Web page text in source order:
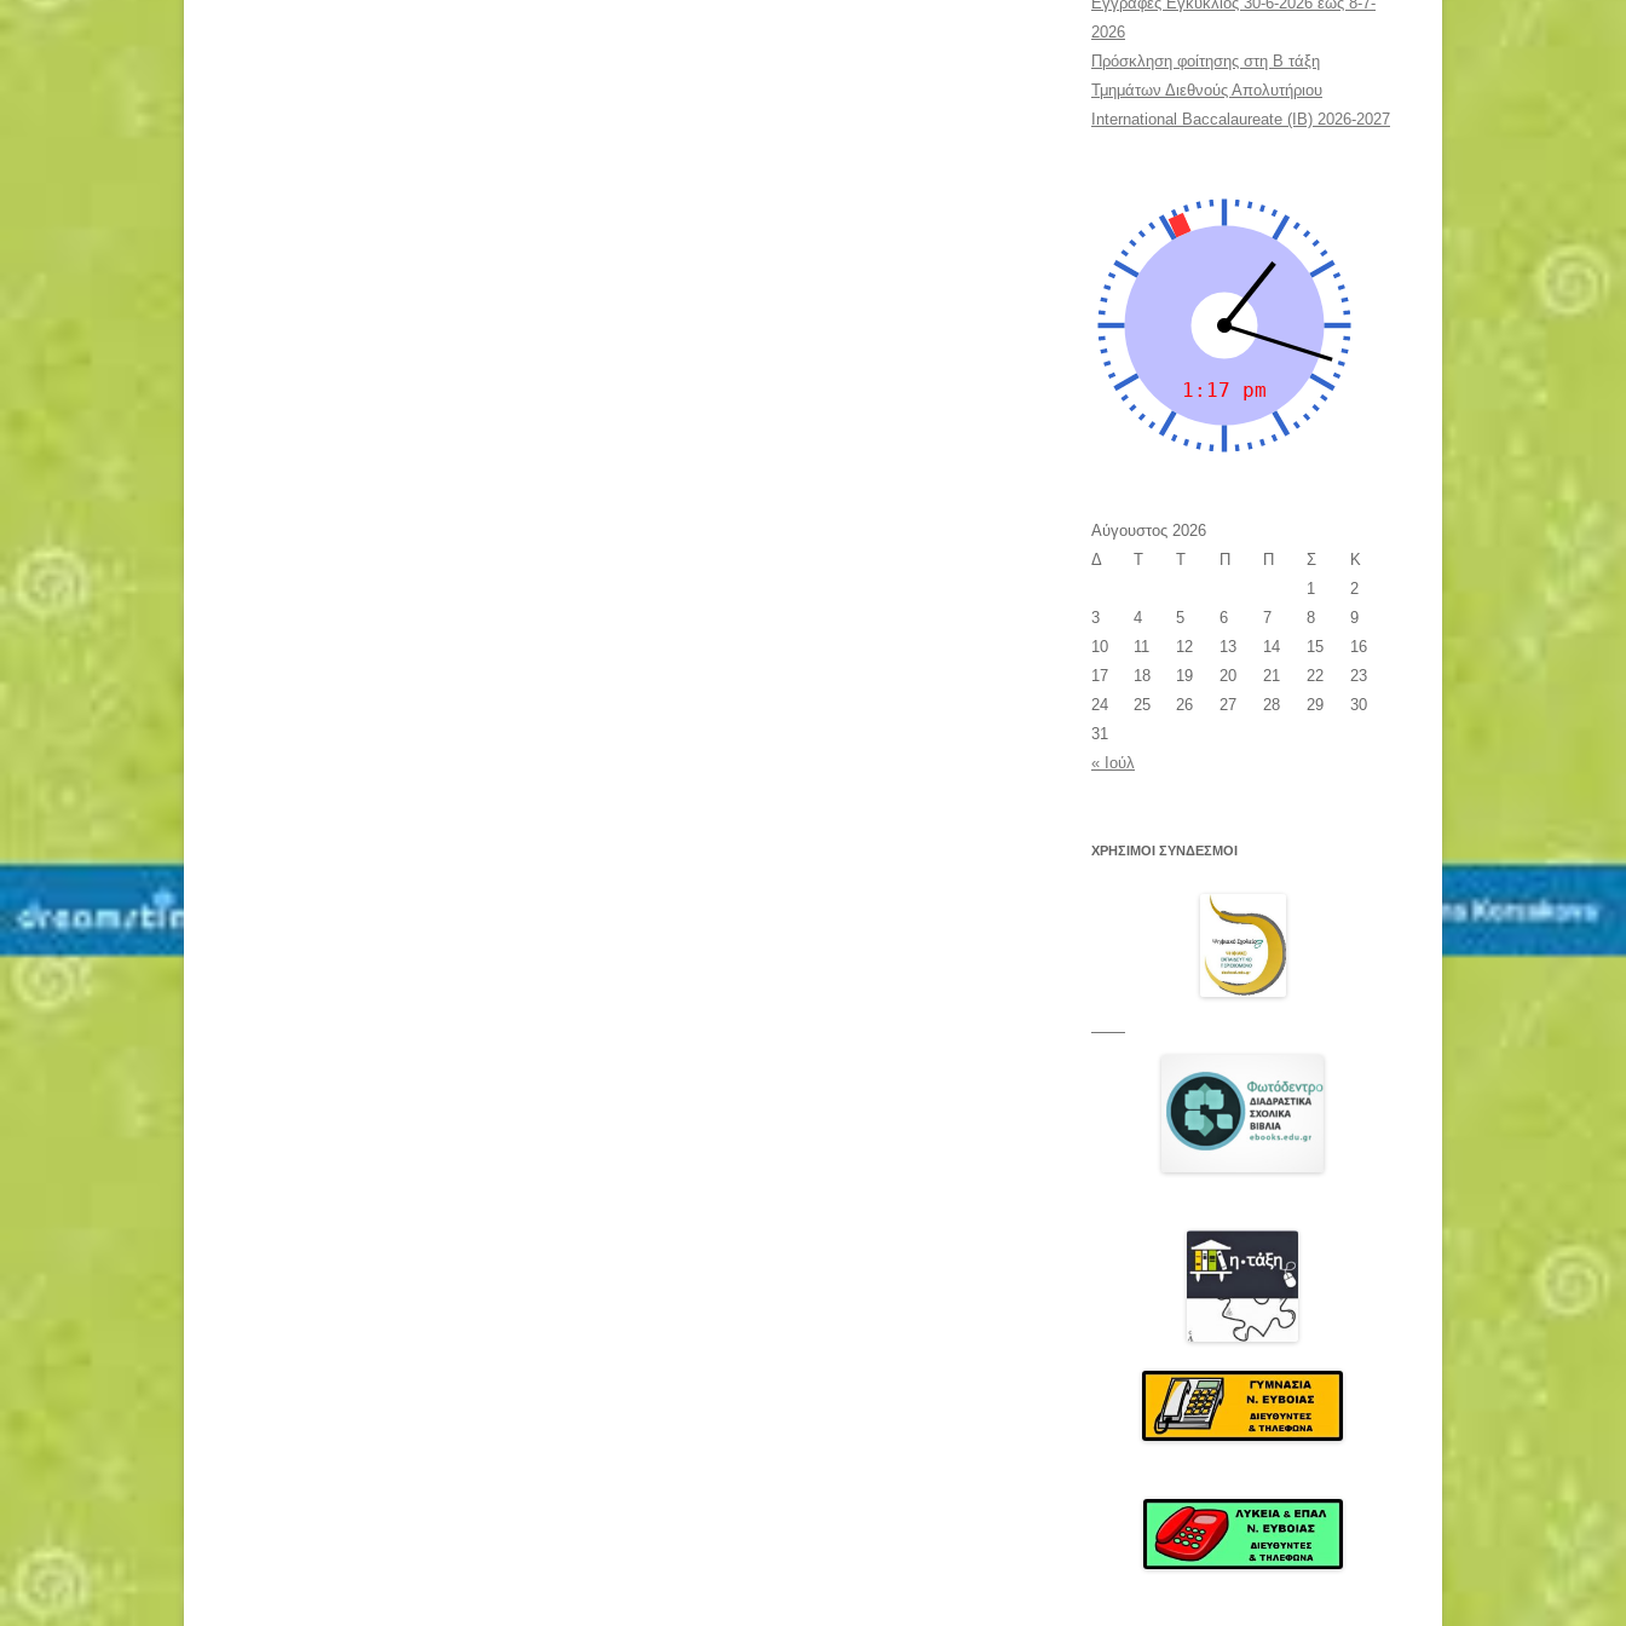
2026
Πρόσκληση φοίτησης στη Β τάξη
Τμημάτων Διεθνούς Απολυτήριου
International Baccalaureate (IB) 2026-2027
Αύγουστος 2026
Δ
Τ Τ Π Π Σ
Κ
1
2
3
4 5 6 7 8
9
10
11 12 13 14 15
16
17
18 19 20 21 22
23
24
25 26 27 28 29
30
31
« Ιούλ
ΧΡΗΣΙΜΟΙ ΣΥΝΔΕΣΜΟΙ